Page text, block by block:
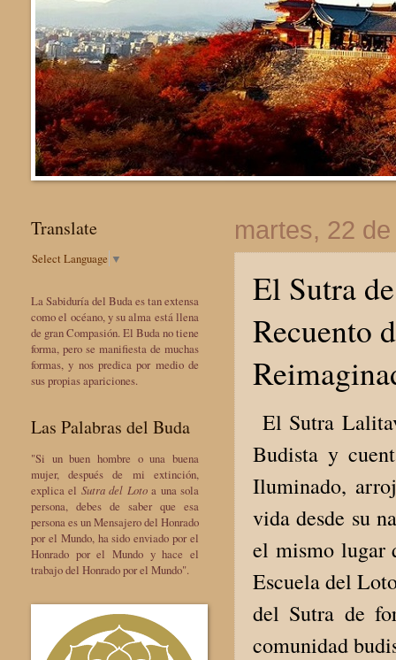
martes, 22
El Sutra
Recuento
El Sutra
Budista y
Iluminado,
vida desde su
el mismo lugar
Escuela del
del Sutra de
comunidad
Translate
Select Language ▼
La Sabiduría del Buda es tan extensa
como el océano, y su alma está llena
de gran Compasión. El Buda no tiene
forma, pero se manifiesta de muchas
formas, y nos predica por medio de
sus propias apariciones.
Las Palabras del Buda
"Si un buen hombre o una buena
mujer, después de mi extinción,
explica el Sutra del Lotoa una sola
persona, debes de saber que esa
persona es un Mensajero del Honrado
por el Mundo, ha sido enviado por el
Honrado por el Mundo y hace el
trabajo del Honrado por el Mundo".